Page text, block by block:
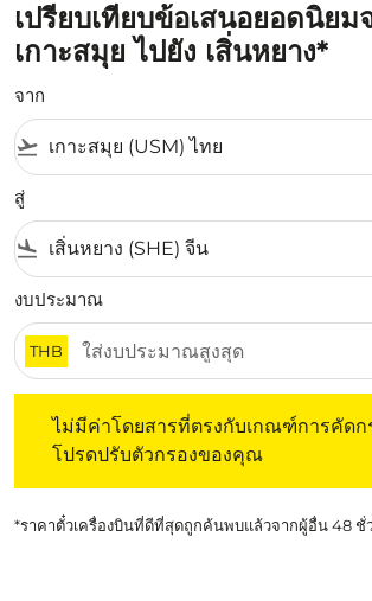
เปรียบเทียบข้อเสนอยอดนิยม
เกาะสมุย ไปยัง เสิ่นหยาง*
จาก
flight_takeoff
สู่
flight_land
งบประมาณ
THB
ไม่มีค่าโดยสารที่ตรงกับเกณฑ์การคัด
โปรดปรับตัวกรองของคุณ
*ราคาตั๋วเครื่องบินที่ดีที่สุดถูกค้นพบแล้วจากผู้อื่น 48 ชั่